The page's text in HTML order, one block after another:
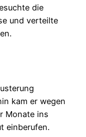
die
und verteilte
kam er wegen
Monate ins
einberufen.